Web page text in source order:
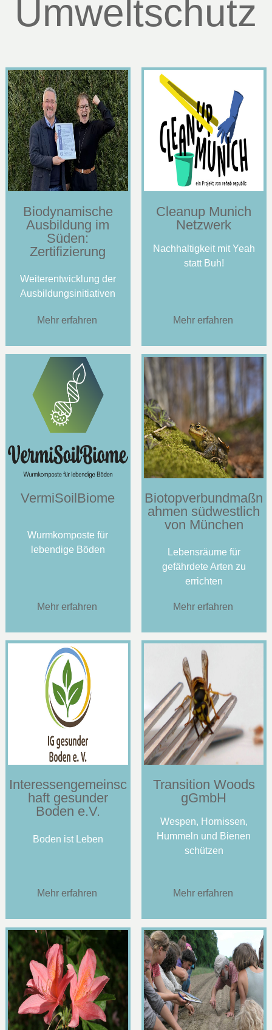
Umweltschutz
Biodynamische
Ausbildung im
Süden:
Zertifizierung
Weiterentwicklung der
Ausbildungsinitiativen
Mehr erfahren
Cleanup Munich
Netzwerk
Nachhaltigkeit mit Yeah
statt Buh!
Mehr erfahren
VermiSoilBiome
Wurmkomposte für
lebendige Böden
Mehr erfahren
Biotopverbundmaßn
ahmen südwestlich
von München
Lebensräume für
gefährdete Arten zu
errichten
Mehr erfahren
Interessengemeinsc
haft gesunder
Boden e.V.
Boden ist Leben
Mehr erfahren
Transition Woods
gGmbH
Wespen, Hornissen,
Hummeln und Bienen
schützen
Mehr erfahren